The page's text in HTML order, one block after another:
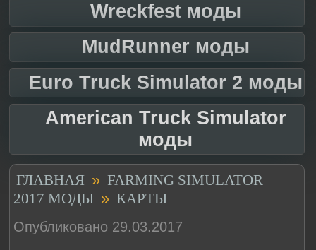
Wreckfest моды
MudRunner моды
Euro Truck Simulator 2 моды
American Truck Simulator
моды
ГЛАВНАЯ » FARMING SIMULATOR
2017 МОДЫ » КАРТЫ
Опубликовано 29.03.2017